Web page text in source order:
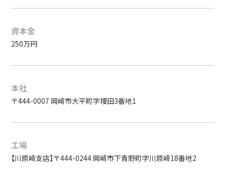
資本金
250万円
本社
〒444-0007 岡崎市大平町字榎田3番地1
工場
【川原崎支店】〒444-0244 岡崎市下青野町字川原崎18番地2